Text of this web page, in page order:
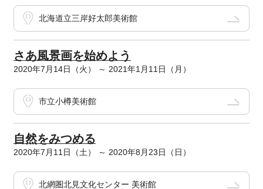
北海道立三岸好太郎美術館
さあ風景画を始めよう
2020年7月14日（火） ～ 2021年1月11日（月）
市立小樽美術館
自然をみつめる
2020年7月11日（土） ～ 2020年8月23日（日）
北網圏北見文化センター 美術館